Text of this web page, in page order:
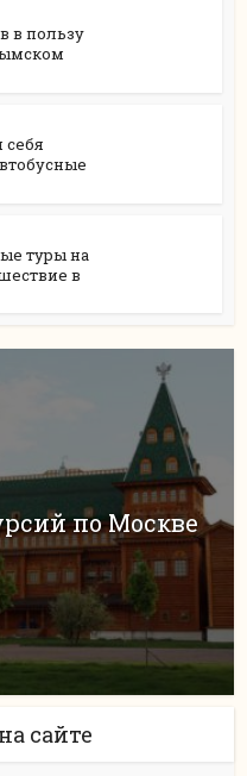
в пользу
себя
туры на
в
по Москве
сайте